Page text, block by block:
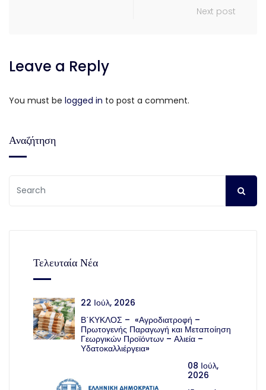
Next post
Leave a Reply
You must be logged in to post a comment.
Αναζήτηση
Τελευταία Νέα
22 Ιούλ, 2026
Β΄ΚΥΚΛΟΣ – «Αγροδιατροφή –
Πρωτογενής Παραγωγή και Μεταποίηση
Γεωργικών Προϊόντων – Αλιεία –
Υδατοκαλλιέργεια»
08 Ιούλ,
2026